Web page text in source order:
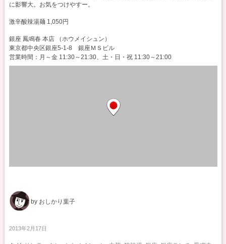
に影響大。お気をつけやすー。
激辛酸辣湯麺 1,050円
銀座 鳳鳴春 本店 （ホウメイシュン）
東京都中央区銀座5-1-8 銀座ＭＳビル
営業時間：月～金 11:30～21:30、土・日・祝 11:30～21:00
by おしかり葉子
2013年2月17日